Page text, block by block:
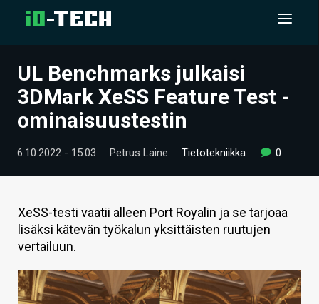
UUTISET
ARTIKKELIT
VIDEOT
TECHBBS
TIETOA
HINTA.FI
VAIHDA TEEMA
UL Benchmarks julkaisi
3DMark XeSS Feature Test -
ominaisuustestin
6.10.2022 - 15:03 Petrus Laine Tietotekniikka 0
XeSS-testi vaatii alleen Port Royalin ja se tarjoaa
lisäksi kätevän työkalun yksittäisten ruutujen
vertailuun.